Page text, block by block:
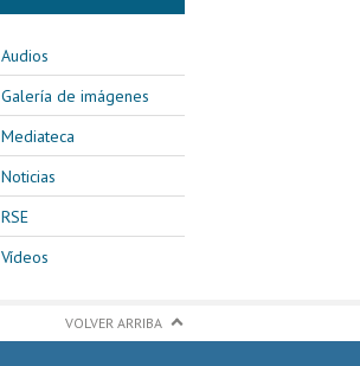
Audios
Galería de imágenes
Mediateca
Noticias
RSE
Vídeos
VOLVER ARRIBA